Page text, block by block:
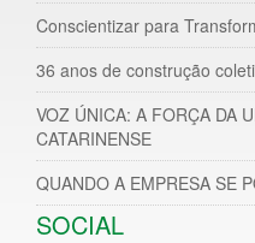
Conscientizar para
36 anos de construção
VOZ ÚNICA: A FORÇA DA
CATARINENSE
QUANDO A EMPRESA SE
SOCIAL